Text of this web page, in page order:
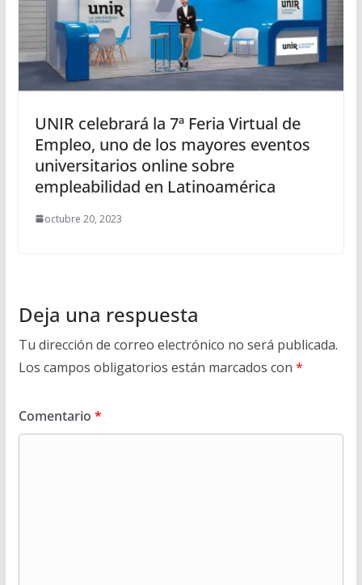
UNIR celebrará la 7ª Feria Virtual de
Empleo, uno de los mayores eventos
universitarios online sobre
empleabilidad en Latinoamérica
octubre 20, 2023
Deja una respuesta
Tu dirección de correo electrónico no será publicada.
Los campos obligatorios están marcados con *
Comentario *